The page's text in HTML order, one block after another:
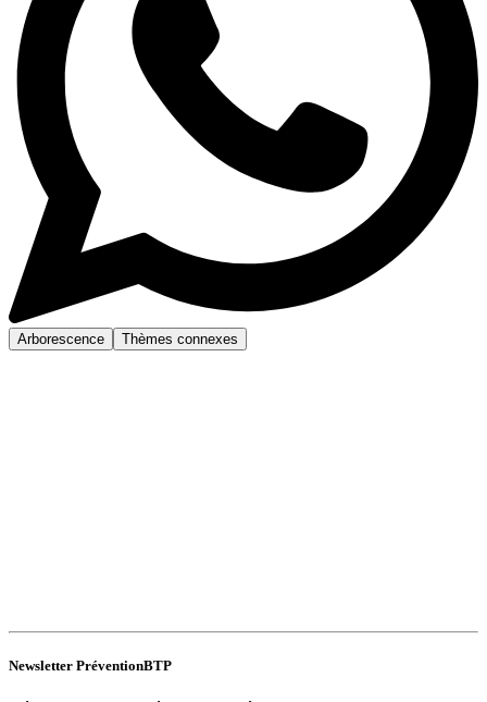
Arborescence Thèmes connexes
Newsletter PréventionBTP